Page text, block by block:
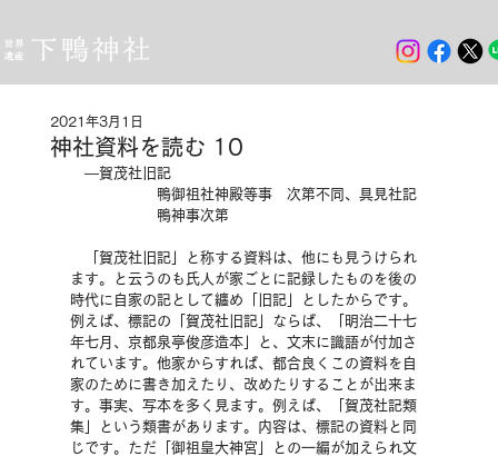
神社資料を読む 10
2021年3月1日
―賀茂社旧記
鴨御祖社神殿等事　次第不同、具見社記
鴨神事次第
「賀茂社旧記」と称する資料は、他にも見うけられ
ます。と云うのも氏人が家ごとに記録したものを後の
時代に自家の記として纏め「旧記」としたからです。
例えば、標記の「賀茂社旧記」ならば、「明治二十七
年七月、京都泉亭俊彦造本」と、文末に識語が付加さ
れています。他家からすれば、都合良くこの資料を自
家のために書き加えたり、改めたりすることが出来ま
す。事実、写本を多く見ます。例えば、「賀茂社記類
集」という類書があります。内容は、標記の資料と同
じです。ただ「御祖皇大神宮」との一編が加えられ文